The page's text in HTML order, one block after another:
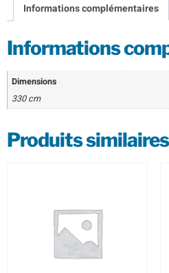
Informations complémentaires
Informations
Dimensions
330 cm
Produits similaires